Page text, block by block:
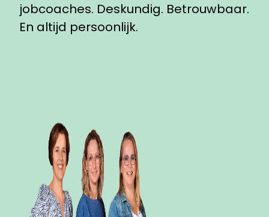
jobcoaches. Deskundig. Betrouwbaar.
En altijd persoonlijk.